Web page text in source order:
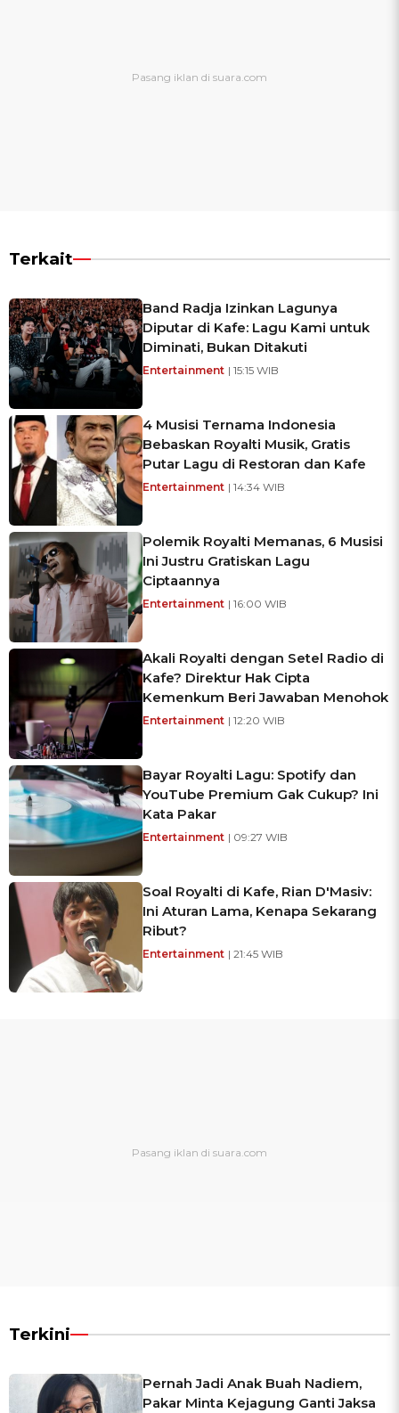
Terkait
Band Radja Izinkan Lagunya
Diputar di Kafe: Lagu Kami untuk
Diminati, Bukan Ditakuti
Entertainment | 15:15 WIB
4 Musisi Ternama Indonesia
Bebaskan Royalti Musik, Gratis
Putar Lagu di Restoran dan Kafe
Entertainment | 14:34 WIB
Polemik Royalti Memanas, 6 Musisi
Ini Justru Gratiskan Lagu
Ciptaannya
Entertainment | 16:00 WIB
Akali Royalti dengan Setel Radio di
Kafe? Direktur Hak Cipta
Kemenkum Beri Jawaban Menohok
Entertainment | 12:20 WIB
Bayar Royalti Lagu: Spotify dan
YouTube Premium Gak Cukup? Ini
Kata Pakar
Entertainment | 09:27 WIB
Soal Royalti di Kafe, Rian D'Masiv:
Ini Aturan Lama, Kenapa Sekarang
Ribut?
Entertainment | 21:45 WIB
Terkini
Pernah Jadi Anak Buah Nadiem,
Pakar Minta Kejagung Ganti Jaksa